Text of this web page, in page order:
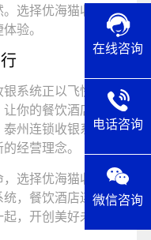
选择优海猫收银系
验。
系统正以飞快的速
你的餐饮酒店业插
泰州连锁收银系统，
经营理念。
选择优海猫收银系
，餐饮酒店连锁收
，开创美好未来！
在线咨询
电话咨询
微信咨询